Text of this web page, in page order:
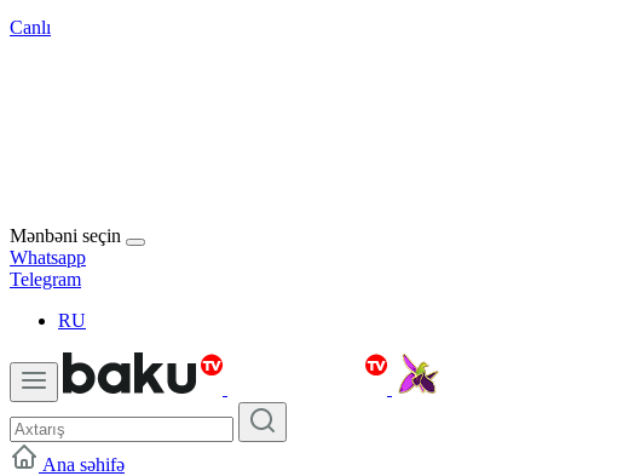
Canlı
Mənbəni seçin
Whatsapp
Telegram
RU
Ana səhifə